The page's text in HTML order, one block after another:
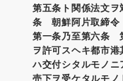
第五条ト関係法文
条 朝鮮阿片取締令
第一条乃至第六条
ヲ許可スヘキ都市
ハ交付シタルモノ
売下ヲ受ケタルモ